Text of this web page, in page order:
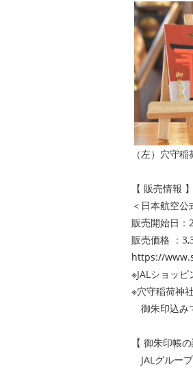
（左）穴守
【 販売情報 】
＜日本航空公
販売開始日：
販売価格 ：
https://
※JALショッ
※穴守稲荷神
御朱印込み
【 御朱印帳
JALグルー